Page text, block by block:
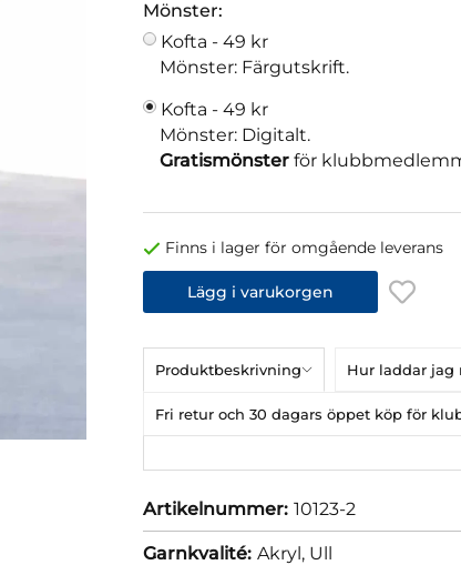
Mönster:
Kofta - 49 kr
Mönster: Färgutskrift.
Kofta - 49 kr
Mönster: Digitalt.
Gratismönster för
Finns i lager för omgående leverans
Lägg i varukorgen
Produktbeskrivning Hur laddar jag
Fri retur och 30 dagars öppet köp för
Artikelnummer: 10123-2
Garnkvalité: Akryl, Ull